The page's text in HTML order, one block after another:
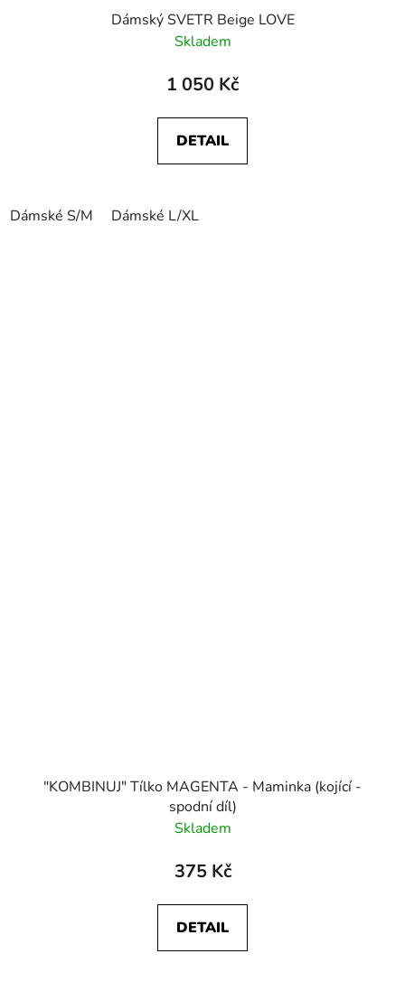
Dámský SVETR Beige LOVE
Skladem
1 050 Kč
DETAIL
Dámské S/M Dámské L/XL
"KOMBINUJ" Tílko MAGENTA - Maminka (kojící -
spodní díl)
Skladem
375 Kč
DETAIL